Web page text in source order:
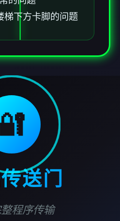
梯下方卡脚的问题
🔐
送门
程序传输